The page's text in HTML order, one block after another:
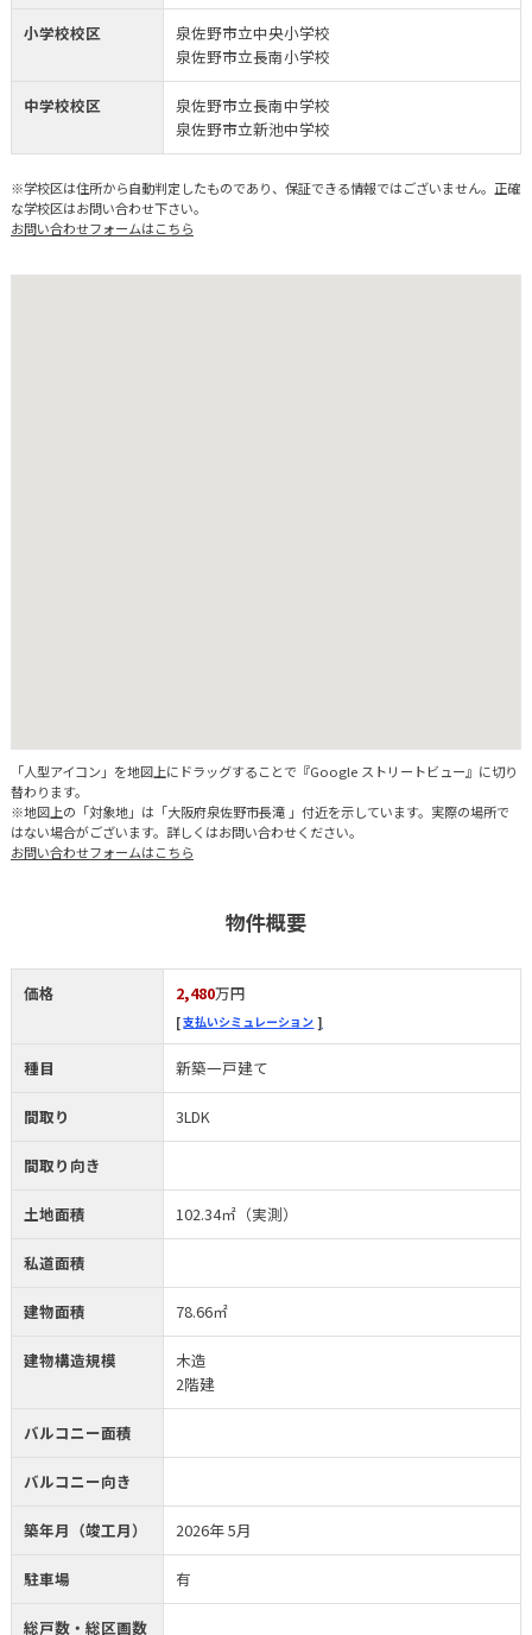
小学校校区
泉佐野市立中央小学校
泉佐野市立長南小学校
中学校校区
泉佐野市立長南中学校
泉佐野市立新池中学校
※学校区は住所から自動判定したものであり、保証できる情報ではございません。正確
な学校区はお問い合わせ下さい。
お問い合わせフォームはこちら
「人型アイコン」を地図上にドラッグすることで『Google ストリートビュー』に切り
替わります。
※地図上の「対象地」は「大阪府泉佐野市長滝 」付近を示しています。実際の場所で
はない場合がございます。詳しくはお問い合わせください。
お問い合わせフォームはこちら
物件概要
価格 2,480万円
支払いシミュレーション
種目 新築一戸建て
間取り 3LDK
間取り向き
土地面積 102.34㎡（実測）
私道面積
建物面積 78.66㎡
建物構造規模
木造
2階建
バルコニー面積
バルコニー向き
築年月（竣工月） 2026年 5月
駐車場 有
総戸数・総区画数